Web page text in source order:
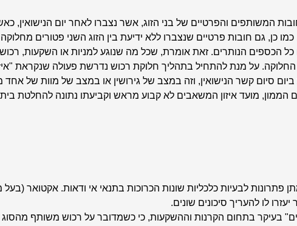
המשותפים והפרטיים של בני הזוג, אשר נצברו לאחר יום הנישואין,
כן, גם חובות פרטיים שנצברו ללא ידיעת בין הזוג השני פטורים
הכספים הנותרים. זאת אומרת, שכל מה שנוגע למניות או השקעות,
החלוקה. על מנת להתחיל בתהליך חלוקת רכוש נדרשת פעולה שנקראת
סיום קשר הנישואין, וזה במצב של גירושין או במצב של מוות של אחד
הממון, מועד איזון המשאבים לא קבוע מראש וקביעתו נתונה להחלטת
לבעיות כלכליות שונות הכרוכות בתנאי אי ודאות. אקטואר (בעל
לו להעריך סיכונים שונים.
בעיקר בתחום הקרנות וההשקעות, כי כשמדובר על רכוש משותף מהסוג